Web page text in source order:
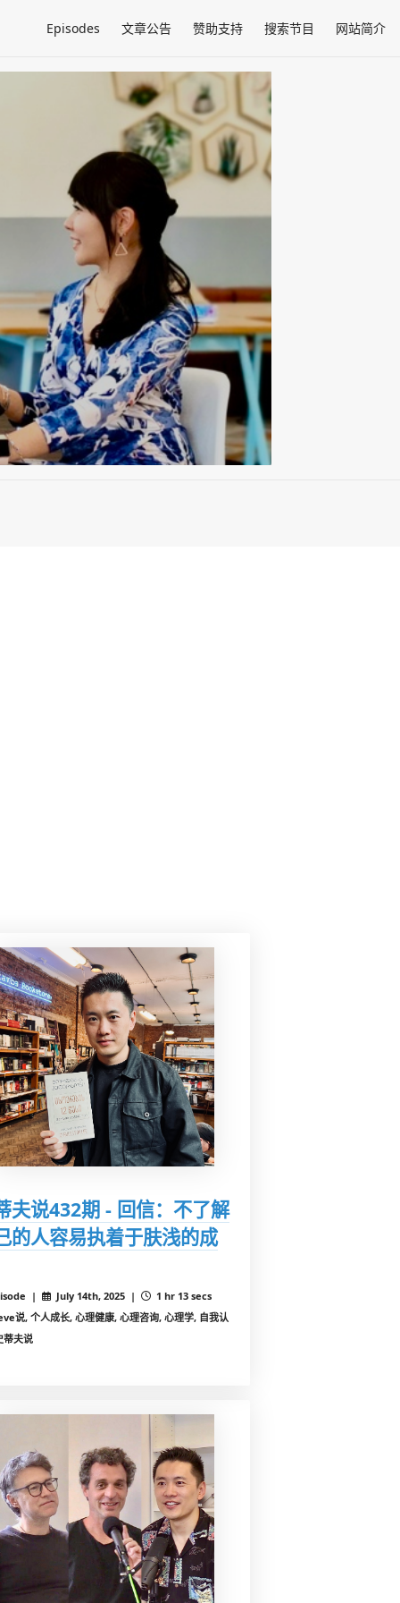
Episodes 文章公告 赞助支持 搜索节目 网站简介
夫说432期 - 回信：不了解
的人容易执着于肤浅的成
| July 14th, 2025 |
1 hr 13 secs
说, 个人成长, 心理健康, 心理咨询, 心理学, 自我认
蒂夫说